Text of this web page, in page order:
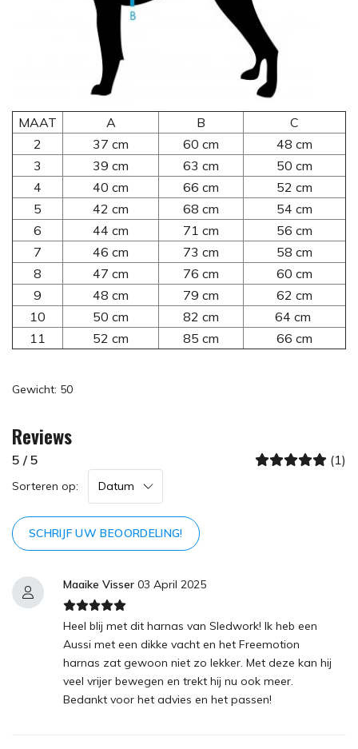
MAAT A B
C
2
37 cm 60 cm
48 cm
3
39 cm 63 cm
50 cm
4
40 cm 66 cm
52 cm
5
42 cm 68 cm
54 cm
6
44 cm 71 cm
56 cm
7
46 cm 73 cm
58 cm
8
47 cm 76 cm
60 cm
9
48 cm 79 cm
62 cm
10
50 cm 82 cm
64 cm
11
52 cm 85 cm 66 cm
Gewicht: 50
Reviews
5 / 5 (1)
Sorteren op:
SCHRIJF UW BEOORDELING!
Maaike Visser 03 April 2025
Heel blij met dit harnas van Sledwork! Ik heb een
Aussi met een dikke vacht en het Freemotion
harnas zat gewoon niet zo lekker. Met deze kan hij
veel vrijer bewegen en trekt hij nu ook meer.
Bedankt voor het advies en het passen!